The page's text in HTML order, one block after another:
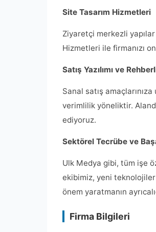
Site Tasarım Hizmetleri
Ziyaretçi merkezli
Hizmetleri ile firmanızı
Satış Yazılımı ve
Sanal satış
verimlilik yöneliktir.
ediyoruz.
Sektörel Tecrübe ve
Ulk Medya gibi, tüm işe
ekibimiz, yeni teknolojiler
önem yaratmanın
Firma Bilgileri